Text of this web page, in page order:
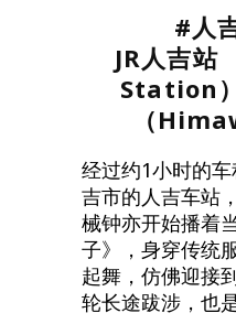
#人
JR人吉
Station
（
经过约1小时的
吉市的人吉车站
械钟亦开始播着
子》，身穿传统
起舞，仿佛迎接
轮长途跋涉，也